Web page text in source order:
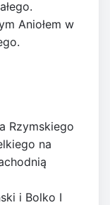
Aniołem w
Rzymskiego
na
i Bolko I